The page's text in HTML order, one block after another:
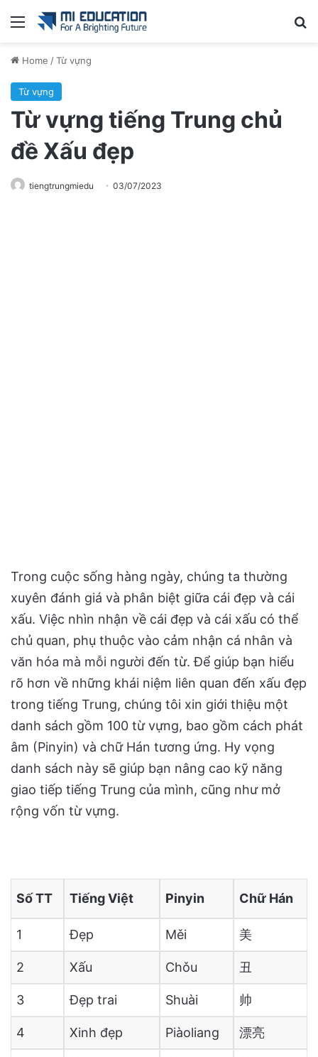
Menu
Home /Từ vựng
Từ vựng
Từ vựng tiếng Trung chủ
đề Xấu đẹp
tiengtrungmiedu 03/07/2023
Trong cuộc sống hàng ngày, chúng ta thường
xuyên đánh giá và phân biệt giữa cái đẹp và cái
xấu. Việc nhìn nhận về cái đẹp và cái xấu có thể
chủ quan, phụ thuộc vào cảm nhận cá nhân và
văn hóa mà mỗi người đến từ. Để giúp bạn hiểu
rõ hơn về những khái niệm liên quan đến xấu đẹp
trong tiếng Trung, chúng tôi xin giới thiệu một
danh sách gồm 100 từ vựng, bao gồm cách phát
âm (Pinyin) và chữ Hán tương ứng. Hy vọng
danh sách này sẽ giúp bạn nâng cao kỹ năng
giao tiếp tiếng Trung của mình, cũng như mở
rộng vốn từ vựng.
Số TT Tiếng Việt Pinyin Chữ Hán
1 Đẹp Měi 美
2 Xấu Chǒu 丑
3 Đẹp trai Shuài 帅
4 Xinh đẹp Piàoliang 漂亮